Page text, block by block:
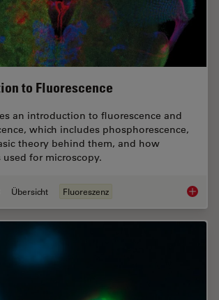
to Fluorescence
an introduction to fluorescence and
which includes phosphorescence,
theory behind them, and how
used for microscopy.
Übersicht Fluoreszenz An